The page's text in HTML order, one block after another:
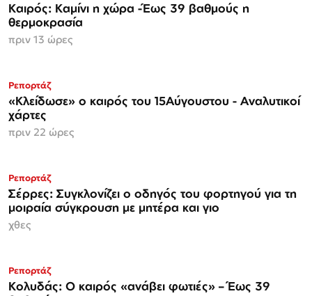
Καιρός: Καμίνι η χώρα -Έως 39 βαθμούς η
θερμοκρασία
πριν 13 ώρες
Ρεπορτάζ
«Κλείδωσε» ο καιρός του 15Αύγουστου - Αναλυτικοί
χάρτες
πριν 22 ώρες
Ρεπορτάζ
Σέρρες: Συγκλονίζει ο οδηγός του φορτηγού για τη
μοιραία σύγκρουση με μητέρα και γιο
χθες
Ρεπορτάζ
Κολυδάς: Ο καιρός «ανάβει φωτιές» – Έως 39